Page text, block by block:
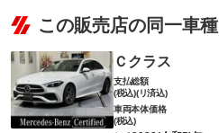
この販売店の同一車種
Ｃクラス
支払総額
(税込)(リ済込)
車両本体価格
(税込)